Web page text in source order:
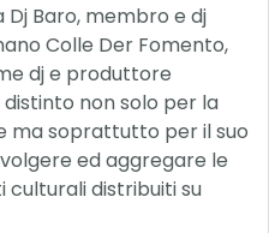
Baro, membro e dj
Colle Der Fomento,
dj e produttore
distinto non solo per la
ma soprattutto per il suo
ed aggregare le
culturali distribuiti su